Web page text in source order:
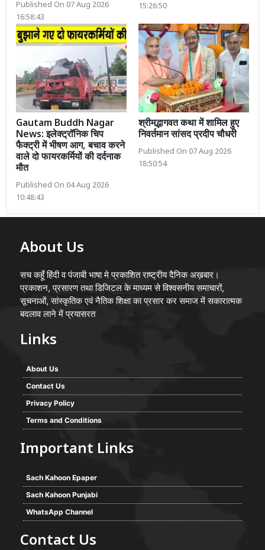
Published On 07 Aug 2026
16:58:43
15:26:50
Gautam Buddh Nagar
News: इलेक्ट्रॉनिक चिप
फैक्ट्री में भीषण आग, बचाव करने
वाले दो फायरकर्मियों की दर्दनाक
मौत
Published On 04 Aug 2026
10:48:43
श्रीमद्भागवत कथा में शामिल हुए
निवर्तमान सांसद प्रदीप चौधरी
Published On 07 Aug 2026
18:50:54
About Us
सच कहूँ हिंदी व पंजाबी भाषा मे प्रकाशित राष्ट्रीय दैनिक अख़बार।
प्रकाशन, प्रसारण तथा डिजिटल के माध्यम से विश्वसनीय समाचारों,
सूचनाओं, सांस्कृतिक एवं नैतिक शिक्षा का प्रसार कर समाज में सकारात्मक
बदलाव लाने में प्रयासरत
Links
About Us
Contact Us
Privacy Policy
Terms and Conditions
Important Links
Sach Kahoon Epaper
Sach Kahoon Punjabi
WhatsApp Channel
Contact Us